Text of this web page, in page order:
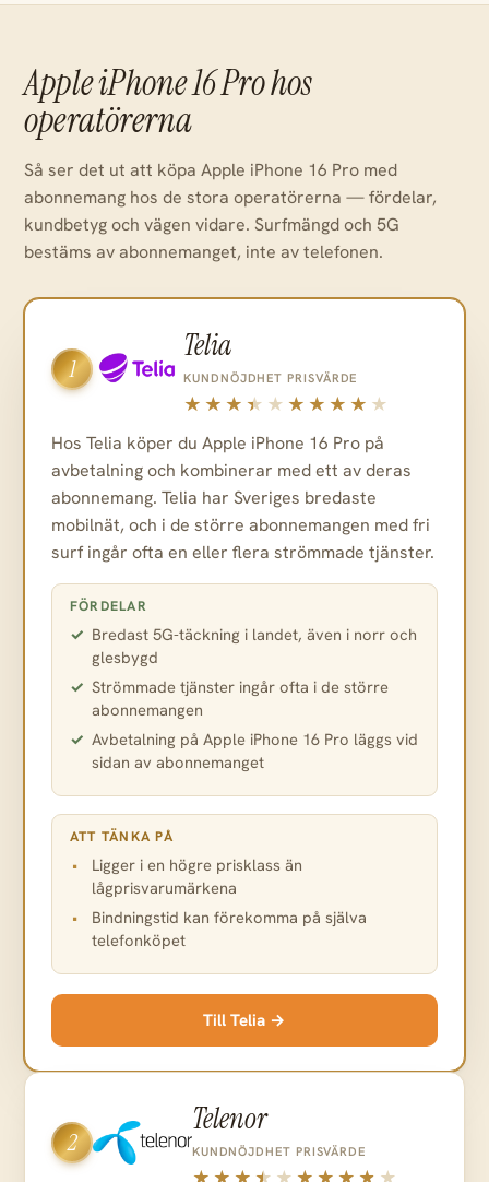
Apple iPhone 16 Pro hos
operatörerna
Så ser det ut att köpa Apple iPhone 16 Pro med
abonnemang hos de stora operatörerna — fördelar,
kundbetyg och vägen vidare. Surfmängd och 5G
bestäms av abonnemanget, inte av telefonen.
1
Telia
KUNDNÖJDHET PRISVÄRDE
Hos Telia köper du Apple iPhone 16 Pro på
avbetalning och kombinerar med ett av deras
abonnemang. Telia har Sveriges bredaste
mobilnät, och i de större abonnemangen med fri
surf ingår ofta en eller flera strömmade tjänster.
FÖRDELAR
Bredast 5G-täckning i landet, även i norr och
glesbygd
Strömmade tjänster ingår ofta i de större
abonnemangen
Avbetalning på Apple iPhone 16 Pro läggs vid
sidan av abonnemanget
ATT TÄNKA PÅ
Ligger i en högre prisklass än
lågprisvarumärkena
Bindningstid kan förekomma på själva
telefonköpet
Till Telia →
2
Telenor
KUNDNÖJDHET PRISVÄRDE